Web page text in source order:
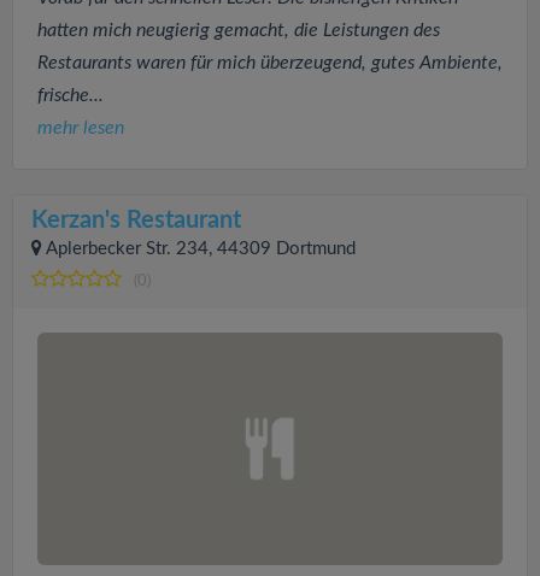
hatten mich neugierig gemacht, die Leistungen des
Restaurants waren für mich überzeugend, gutes Ambiente,
frische...
mehr lesen
Kerzan's Restaurant
Aplerbecker Str. 234, 44309 Dortmund
(0)